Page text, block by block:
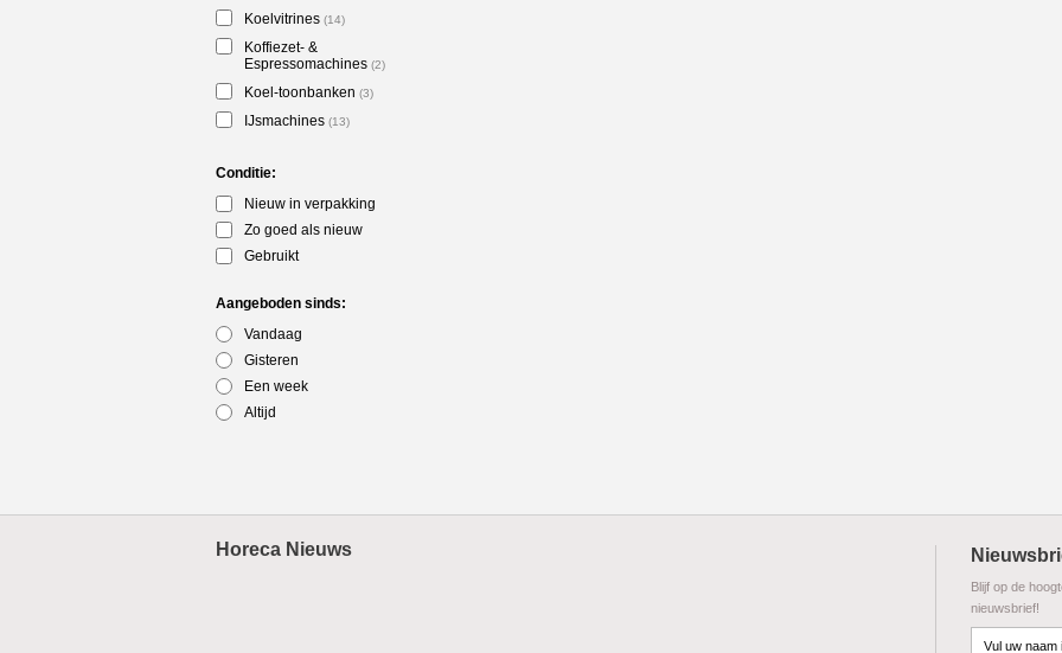
Koelvitrines (14)
Koffiezet- &
Espressomachines (2)
Koel-toonbanken (3)
IJsmachines (13)
Conditie:
Nieuw in verpakking
Zo goed als nieuw
Gebruikt
Aangeboden sinds:
Vandaag
Gisteren
Een week
Altijd
Horeca Nieuws
Blijf op de
nieuwsbrief!